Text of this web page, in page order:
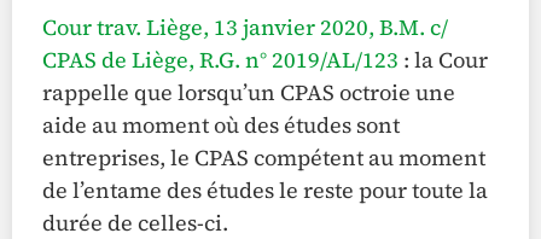
Cour trav. Liège, 13 janvier 2020, B.M. c/
CPAS de Liège, R.G. n° 2019/AL/123 : la Cour
rappelle que lorsqu’un CPAS octroie une
aide au moment où des études sont
entreprises, le CPAS compétent au moment
de l’entame des études le reste pour toute la
durée de celles-ci.